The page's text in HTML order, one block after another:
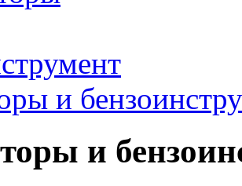
и
и